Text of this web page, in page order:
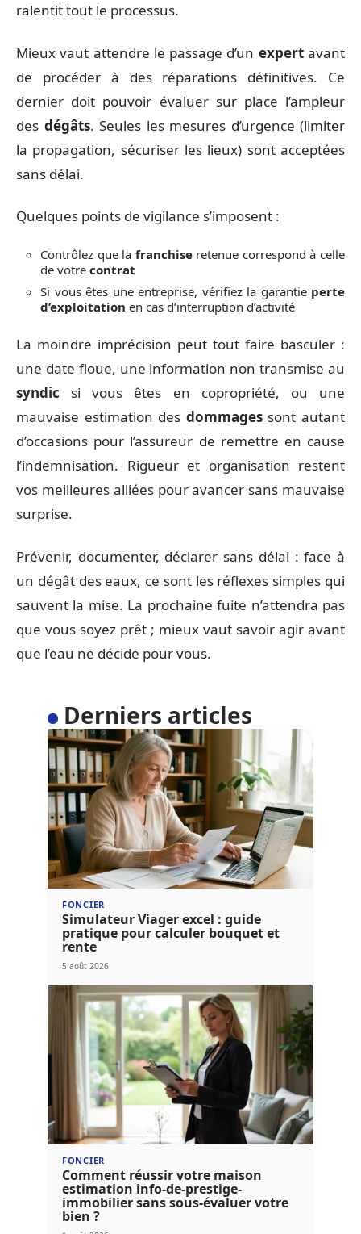
ralentit tout le processus.
Mieux vaut attendre le passage d’un expertavant
de procéder à des réparations définitives. Ce
dernier doit pouvoir évaluer sur place l’ampleur
des dégâts. Seules les mesures d’urgence (limiter
la propagation, sécuriser les lieux) sont acceptées
sans délai.
Quelques points de vigilance s’imposent :
Contrôlez que la franchiseretenue correspond à celle
de votre contrat
Si vous êtes une entreprise, vérifiez la garantie perte
d’exploitation en cas d’interruption d’activité
La moindre imprécision peut tout faire basculer :
une date floue, une information non transmise au
syndic si vous êtes en copropriété, ou une
mauvaise estimation des dommagessont autant
d’occasions pour l’assureur de remettre en cause
l’indemnisation. Rigueur et organisation restent
vos meilleures alliées pour avancer sans mauvaise
surprise.
Prévenir, documenter, déclarer sans délai : face à
un dégât des eaux, ce sont les réflexes simples qui
sauvent la mise. La prochaine fuite n’attendra pas
que vous soyez prêt ; mieux vaut savoir agir avant
que l’eau ne décide pour vous.
Derniers articles
FONCIER
Simulateur Viager excel : guide
pratique pour calculer bouquet et
rente
5 août 2026
FONCIER
Comment réussir votre maison
estimation info-de-prestige-
immobilier sans sous-évaluer votre
bien ?